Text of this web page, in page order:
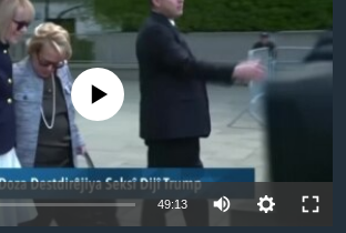
source currently available
49:13